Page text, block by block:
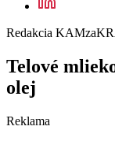
Redakcia
Telové
olej
Reklama